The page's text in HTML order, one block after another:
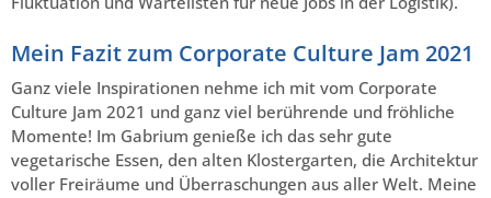
Mein Fazit zum Corporate Culture Jam 2021
Ganz viele Inspirationen nehme ich mit vom Corporate
Culture Jam 2021 und ganz viel berührende und fröhliche
Momente! Im Gabrium genieße ich das sehr gute
vegetarische Essen, den alten Klostergarten, die Architektur
voller Freiräume und Überraschungen aus aller Welt. Meine